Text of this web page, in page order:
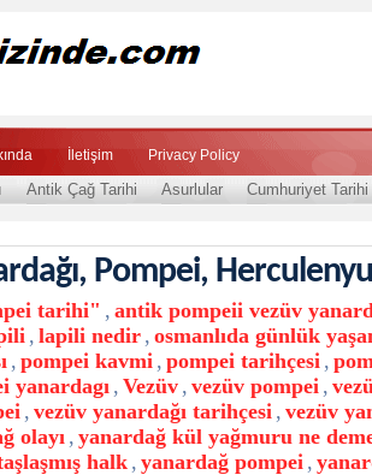
İletişim Privacy Policy
Antik Çağ Tarihi Asurlular Cumhuriyet Tarihi
Pompei,
tarihi" , antik pompeii vezüv
, lapili nedir , osmanlıda günlük
, pompei kavmi , pompei tarihçesi ,
yanardagı , Vezüv , vezüv pompei ,
, vezüv yanardağı tarihçesi , vezüv
olayı , yanardağ kül yağmuru ne
halk , yanardağ pompei ,